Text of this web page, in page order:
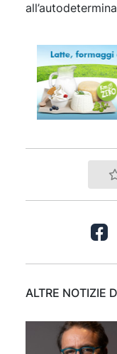
ALTRE NOTIZIE